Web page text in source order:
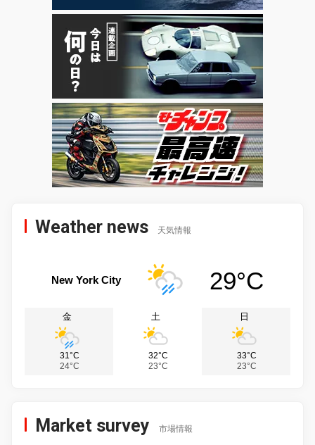
Weather news 天気情報
New York City 29°C
金
31°C
24°C
土
32°C
23°C
日
33°C
23°C
Market survey 市場情報